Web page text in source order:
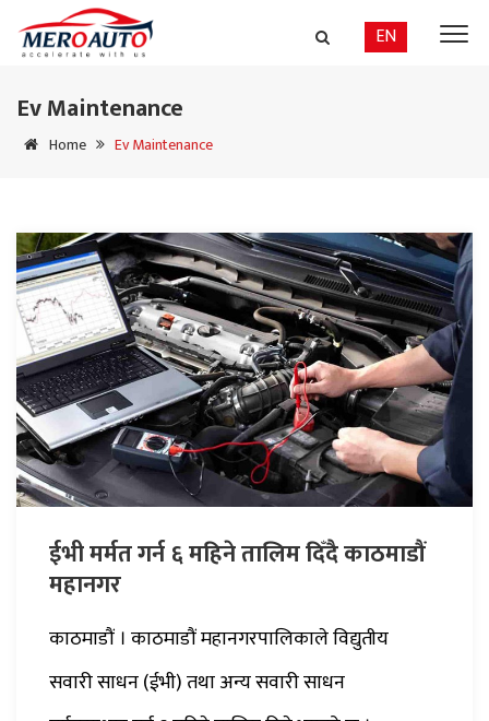
EN
Ev Maintenance
Home Ev Maintenance
ईभी मर्मत गर्न ६ महिने तालिम दिँदै काठमाडौं
महानगर
काठमाडौं । काठमाडौं महानगरपालिकाले विद्युतीय
सवारी साधन (ईभी) तथा अन्य सवारी साधन